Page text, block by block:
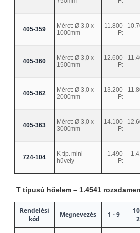
405-359
Méret: Ø 3,0 x
1000mm
11.800
Ft
405-360
Méret: Ø 3,0 x
1500mm
12.600
Ft
405-362
Méret: Ø 3,0 x
2000mm
13.200
Ft
405-363
Méret: Ø 3,0 x
3000mm
14.100
Ft
724-104
K típ. mini
hüvely
1.490
Ft
T típusú hőelem – 1.4541
Rendelési
kód
Megnevezés 1 - 9